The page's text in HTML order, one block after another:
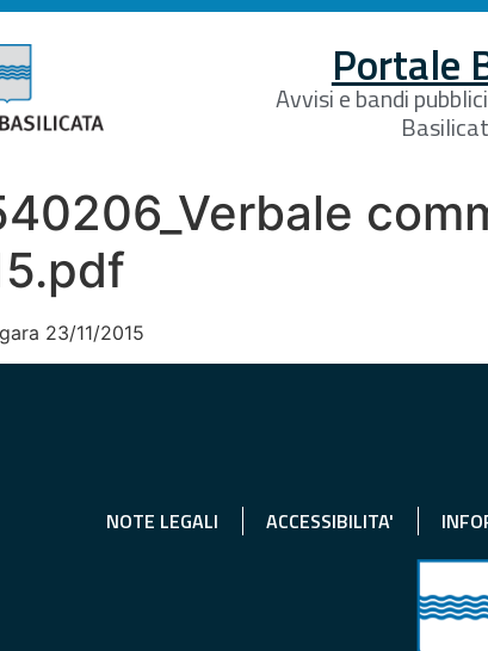
Portale
Avvisi e bandi
23/11/2015
NOTE LEGALI ACCESSIBILITA'